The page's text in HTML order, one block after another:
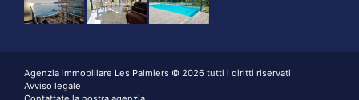
Agenzia immobiliare Les Palmiers © 2026 tutti i diritti riservati
Avviso legale